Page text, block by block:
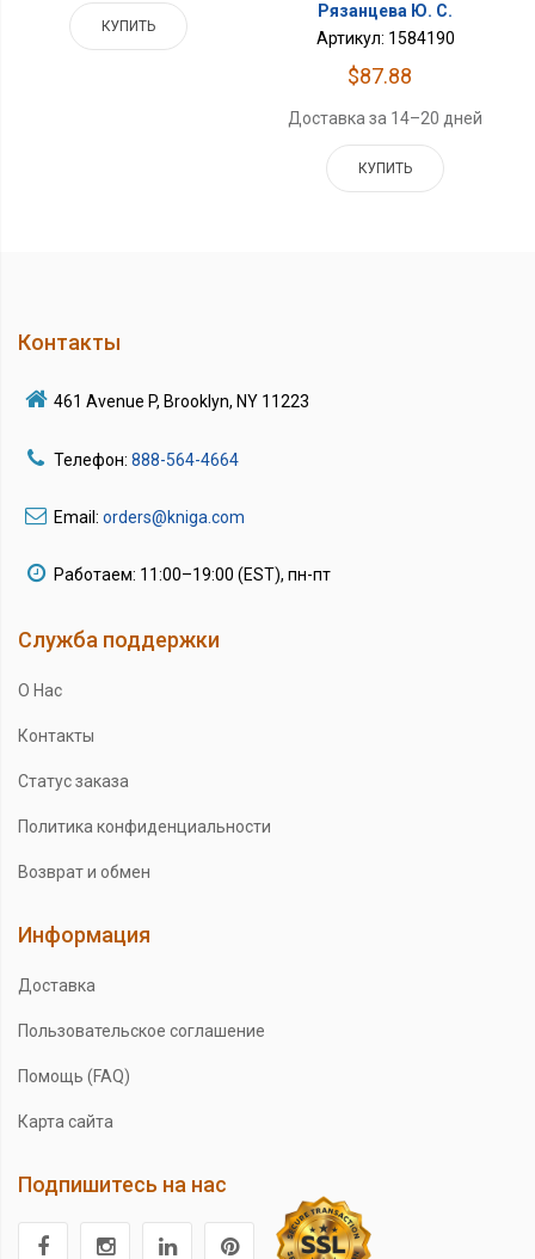
КУПИТЬ
Рязанцева Ю. С.
Артикул: 1584190
$87.88
Доставка за 14–20 дней
КУПИТЬ
Контакты
461 Avenue P, Brooklyn, NY 11223
Телефон: 888-564-4664
Email: orders@kniga.com
Работаем: 11:00–19:00 (EST), пн-пт
Служба поддержки
О Нас
Контакты
Статус заказа
Политика конфиденциальности
Возврат и обмен
Информация
Доставка
Пользовательское соглашение
Помощь (FAQ)
Карта сайта
Подпишитесь на нас